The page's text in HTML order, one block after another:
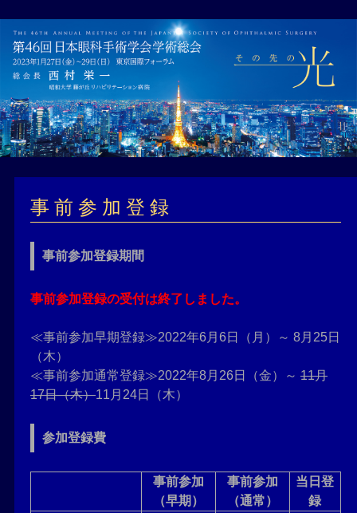
Jump
navigation
事 前 参 加 登 録
事前参加登録期間
事前参加登録の受付は終了しました。
≪事前参加早期登録≫2022年6月6日（月）～ 8月25日
（木）
≪事前参加通常登録≫2022年8月26日（金）～ 11月
17日（木）11月24日（木）
参加登録費
事前参加
（早期）
事前参加
（通常）
当日登
録